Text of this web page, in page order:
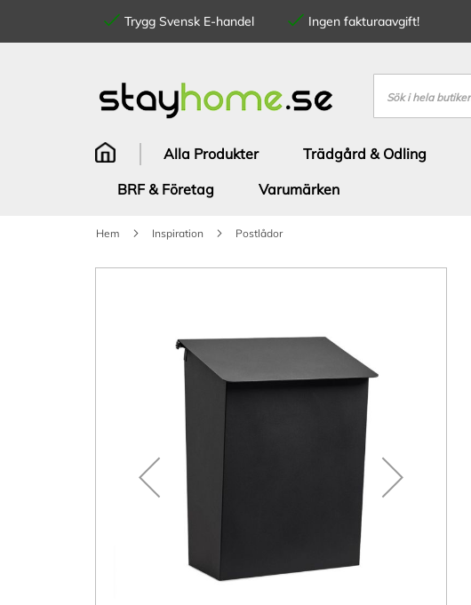
Trygg Svensk E-handel Ingen fakturaavgift!
innehållet
Sök
Alla Produkter Trädgård & Odling
BRF & Företag
Varumärken
Hem Inspiration Postlådor